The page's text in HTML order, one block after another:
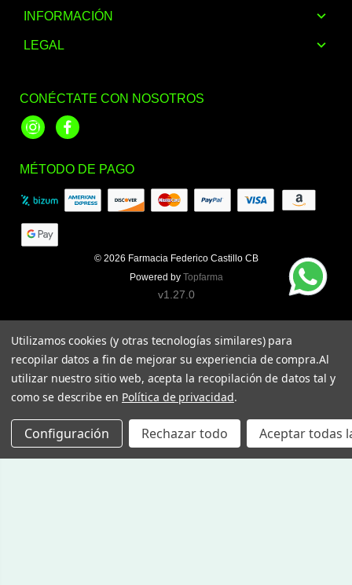
INFORMACIÓN
LEGAL
CONÉCTATE CON NOSOTROS
InstagramFacebook
MÉTODO DE PAGO
© 2026 Farmacia Federico Castillo CB
Powered by Topfarma
v1.27.0
Utilizamos cookies (y otras tecnologías similares) para
recopilar datos a fin de mejorar su experiencia de compra.Al
utilizar nuestro sitio web, acepta la recopilación de datos tal y
como se describe en Política de privacidad.
Configuración Rechazar todo Aceptar todas